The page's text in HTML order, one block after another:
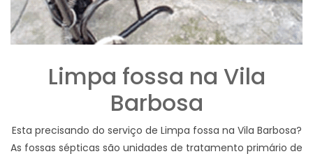
Limpa fossa na Vila
Barbosa
Esta precisando do serviço de Limpa fossa na Vila Barbosa?
As fossas sépticas são unidades de tratamento primário de